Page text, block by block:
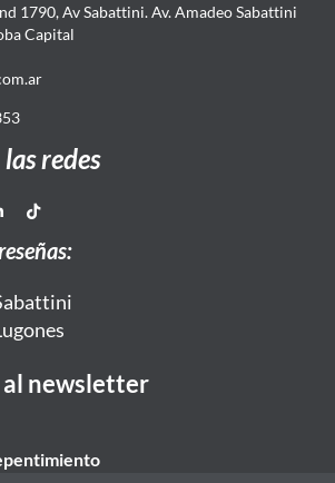
1790, Av Sabattini. Av. Amadeo Sabattini
Capital
redes
newsletter